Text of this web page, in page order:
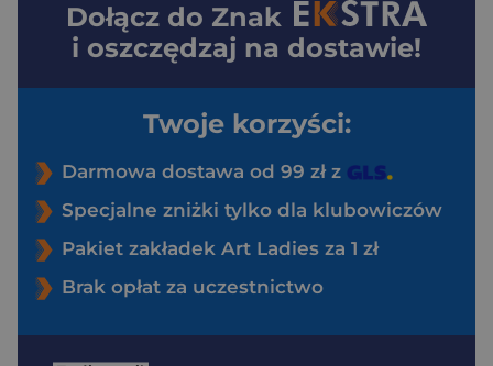
Dołącz do Znak
i oszczędzaj na dostawie!
Twoje korzyści:
Darmowa dostawa od 99 zł z
Specjalne zniżki tylko dla klubowiczów
Pakiet zakładek Art Ladies za 1 zł
Brak opłat za uczestnictwo